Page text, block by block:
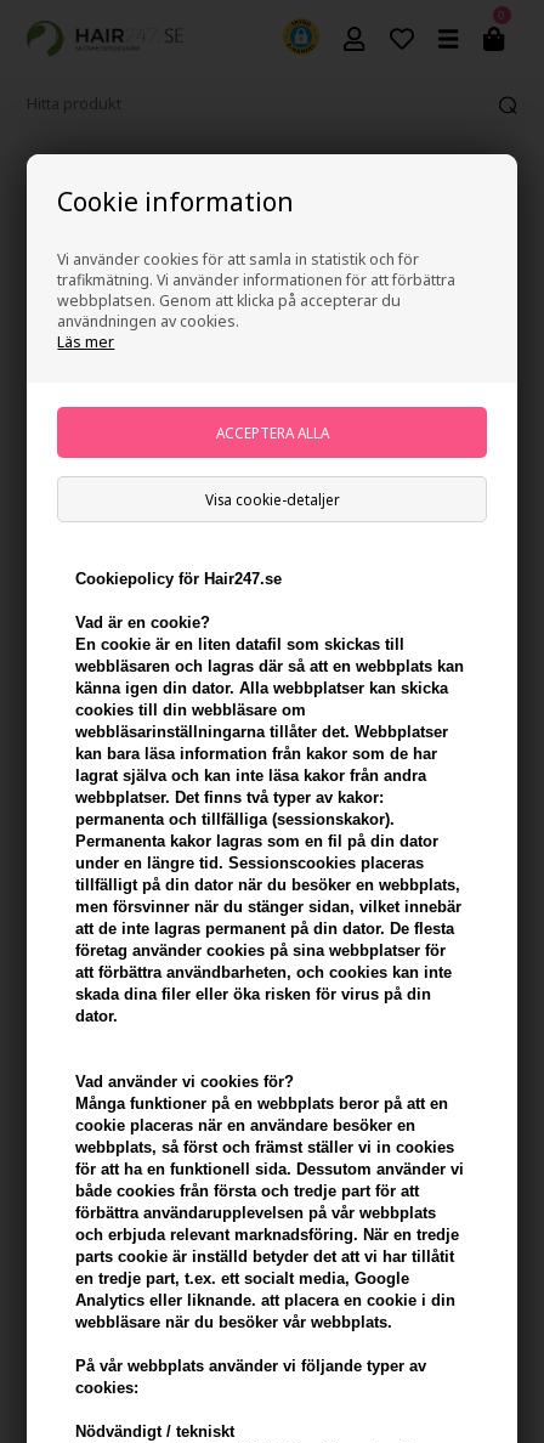
Cookie information
Vi använder cookies för att samla in statistik och för
trafikmätning. Vi använder informationen för att förbättra
webbplatsen. Genom att klicka på accepterar du
användningen av cookies.
Läs mer
Visa cookie-detaljer
Cookiepolicy för Hair247.se
Vad är en cookie?
En cookie är en liten datafil som skickas till
webbläsaren och lagras där så att en webbplats kan
känna igen din dator. Alla webbplatser kan skicka
cookies till din webbläsare om
webbläsarinställningarna tillåter det. Webbplatser
kan bara läsa information från kakor som de har
lagrat själva och kan inte läsa kakor från andra
webbplatser. Det finns två typer av kakor:
permanenta och tillfälliga (sessionskakor).
Permanenta kakor lagras som en fil på din dator
under en längre tid. Sessionscookies placeras
tillfälligt på din dator när du besöker en webbplats,
men försvinner när du stänger sidan, vilket innebär
att de inte lagras permanent på din dator. De flesta
företag använder cookies på sina webbplatser för
att förbättra användbarheten, och cookies kan inte
skada dina filer eller öka risken för virus på din
dator.
Vad använder vi cookies för?
Många funktioner på en webbplats beror på att en
cookie placeras när en användare besöker en
webbplats, så först och främst ställer vi in ​​cookies
för att ha en funktionell sida. Dessutom använder vi
både cookies från första och tredje part för att
förbättra användarupplevelsen på vår webbplats
och erbjuda relevant marknadsföring. När en tredje
parts cookie är inställd betyder det att vi har tillåtit
en tredje part, t.ex. ett socialt media, Google
Analytics eller liknande. att placera en cookie i din
webbläsare när du besöker vår webbplats.
På vår webbplats använder vi följande typer av
cookies:
Nödvändigt / tekniskt
0
Frisørens Vital System Shampoo 1 (FVS 1) 215ml x
Varumärken» Frisørens Vital System Fvs Brand:Frisørens Vital System
344,00SEK
Enhetspris ved 2 stk. 339,00 SEK Spara 1%
I lager- Leveranstid: 2-3 arbetsdagar
Du tjänar 17 Bonuskronor på köp av denna artikel -Visa mitt
konto
KÖP FÖR YTTERLIGARE 499,00 SEK OCH FÅ FRI FRAKT
Beskrivning Recensioner Tillverkare
Frisørens Vital System Shampoo 1 - FVS 1 motverkar mjäll, svamp,